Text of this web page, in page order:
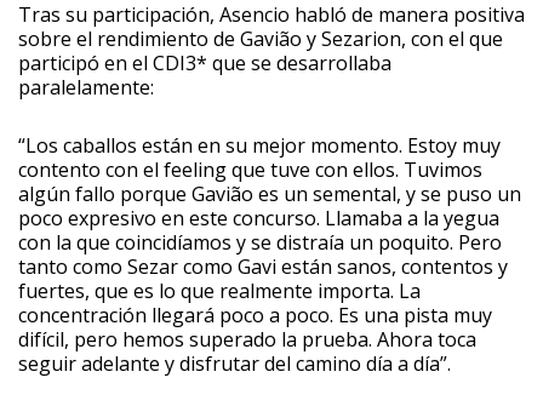
Tras su participación, Asencio habló de manera positiva
sobre el rendimiento de Gavião y Sezarion, con el que
participó en el CDI3* que se desarrollaba
paralelamente:
“Los caballos están en su mejor momento. Estoy muy
contento con el feeling que tuve con ellos. Tuvimos
algún fallo porque Gavião es un semental, y se puso un
poco expresivo en este concurso. Llamaba a la yegua
con la que coincidíamos y se distraía un poquito. Pero
tanto como Sezar como Gavi están sanos, contentos y
fuertes, que es lo que realmente importa. La
concentración llegará poco a poco. Es una pista muy
difícil, pero hemos superado la prueba. Ahora toca
seguir adelante y disfrutar del camino día a día”.